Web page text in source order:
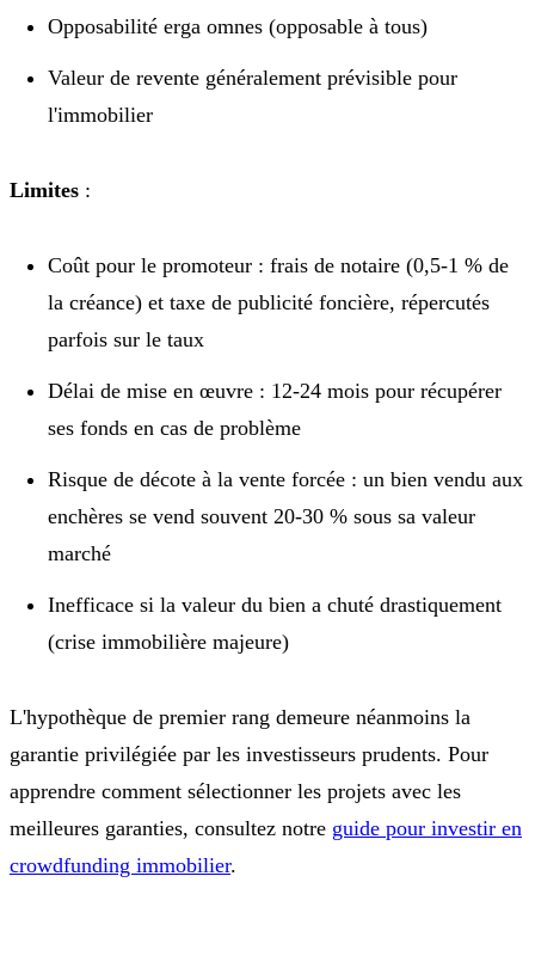
Opposabilité erga omnes (opposable à tous)
Valeur de revente généralement prévisible pour
l'immobilier
Limites :
Coût pour le promoteur : frais de notaire (0,5-1 % de
la créance) et taxe de publicité foncière, répercutés
parfois sur le taux
Délai de mise en œuvre : 12-24 mois pour récupérer
ses fonds en cas de problème
Risque de décote à la vente forcée : un bien vendu aux
enchères se vend souvent 20-30 % sous sa valeur
marché
Inefficace si la valeur du bien a chuté drastiquement
(crise immobilière majeure)
L'hypothèque de premier rang demeure néanmoins la
garantie privilégiée par les investisseurs prudents. Pour
apprendre comment sélectionner les projets avec les
meilleures garanties, consultez notre guide pour investir en
crowdfunding immobilier.